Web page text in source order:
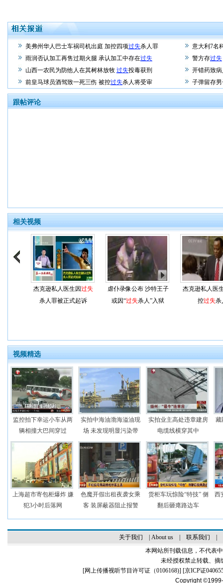
美弗州华人巴士车祸司机出庭 加控四项过失杀人罪
意大利7名
雨润否认加工再售过期火腿 承认加工中存在过失 警方存过失
山西一农民为防他人在其树林放牧 过失投毒获刑
开错药致
前皇马球员酒驾致一死三伤 被控过失杀人将受审 子弹留存
跟帖评论
相关视频
杰克逊私人医生因过失
杀人罪被正式起诉
虐仆录像公布 沙特王子
或因“过失杀人”入狱
杰克逊私人医
控过失杀
视频精选
监控拍下幸运小车从两
辆相撞大巴间穿过
实拍中海油渤海溢油现
场 未发现明显污染带
实拍业主高处违章建房
电缆线横穿其中
藏
上海超市寄包柜爆炸 嫌
犯3小时后落网
色魔开假出租夜袭女乘
客 装屏蔽器阻止报警
货柜车玩惊险“特技” 侧
翻后砸瘪路边车
西
关于我们 About us| 联系我们
本网站所刊载信息，不代表
未经授权禁止转载、摘
[网上传播视听节目许可证（0106168)] [京ICP证
Copyright